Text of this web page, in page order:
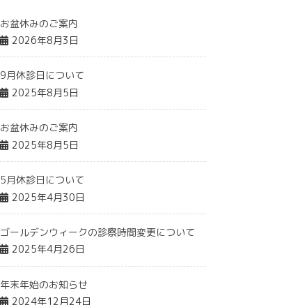
お盆休みのご案内
2026年8月3日
9月休診日について
2025年8月5日
お盆休みのご案内
2025年8月5日
5月休診日について
2025年4月30日
ゴールデンウィークの診察時間変更について
2025年4月26日
年末年始のお知らせ
2024年12月24日